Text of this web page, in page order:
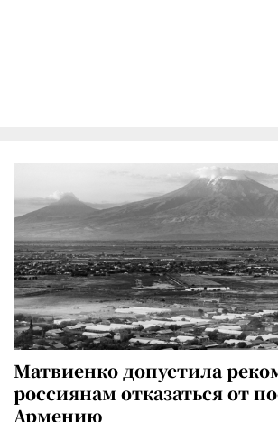
Матвиенко допустила
россиянам отказаться от
Армению